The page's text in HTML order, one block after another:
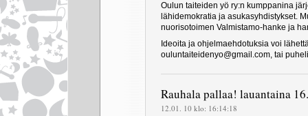
Oulun taiteiden yö ry:n kumppanina
lähidemokratia ja asukasyhdistykset.
nuorisotoimen Valmistamo-hanke ja
Ideoita ja ohjelmaehdotuksia voi
ouluntaiteidenyo@gmail.com, tai
Rauhala pallaa! lauantaina
12.01. 10 klo: 16:14:18